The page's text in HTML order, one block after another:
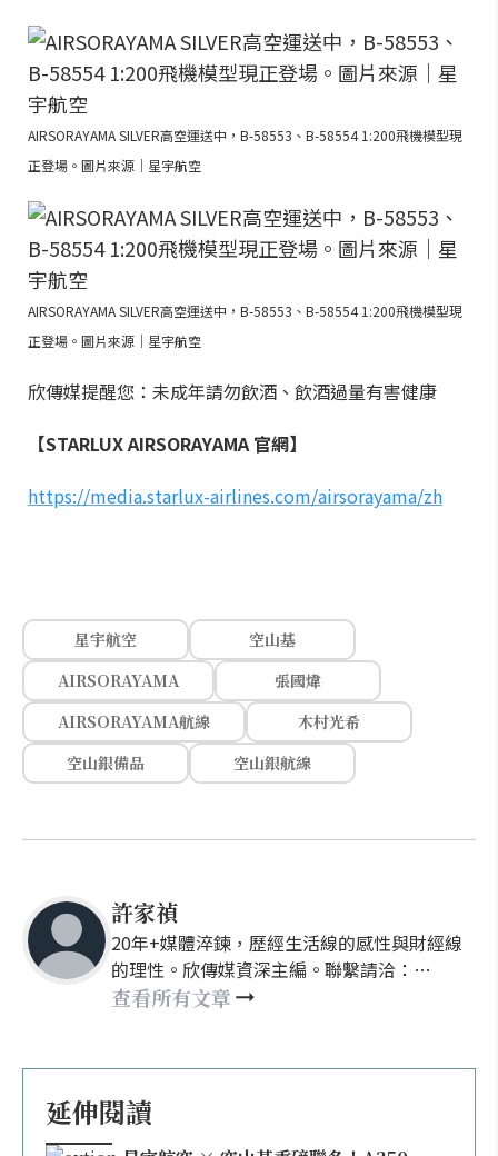
AIRSORAYAMA SILVER高空運送中，B-58553、B-58554 1:200飛機模型現
正登場。圖片來源｜星宇航空
AIRSORAYAMA SILVER高空運送中，B-58553、B-58554 1:200飛機模型現
正登場。圖片來源｜星宇航空
欣傳媒提醒您：未成年請勿飲酒、飲酒過量有害健康
【STARLUX AIRSORAYAMA 官網】
https://media.starlux-airlines.com/airsorayama/zh
星宇航空
空山基
AIRSORAYAMA
張國煒
AIRSORAYAMA航線
木村光希
空山銀備品
空山銀航線
許家禎
20年+媒體淬鍊，歷經生活線的感性與財經線
的理性。欣傳媒資深主編。聯繫請洽：
nellyhsu@xinmedia.com
查看所有文章
延伸閱讀